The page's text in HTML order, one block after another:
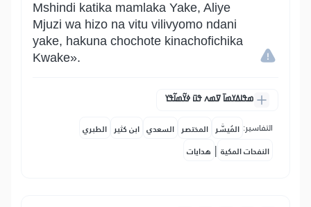
Mshindi katika mamlaka Yake, Aliye
Mjuzi wa hizo na vitu vilivyomo ndani
yake, hakuna chochote kinachofichika
Kwake».
ߘߟߊߡߌߘߊ߫ ߜߘߍ ߟߎ߫ ߦߌ߬ߘߊ߬ߟߌ
التفاسير: المُيسَّر المختصر السعدي ابن كثير الطبري
النفحات المكية | هدايات